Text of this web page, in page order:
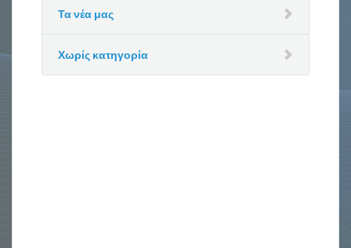
Τα νέα μας
Χωρίς κατηγορία